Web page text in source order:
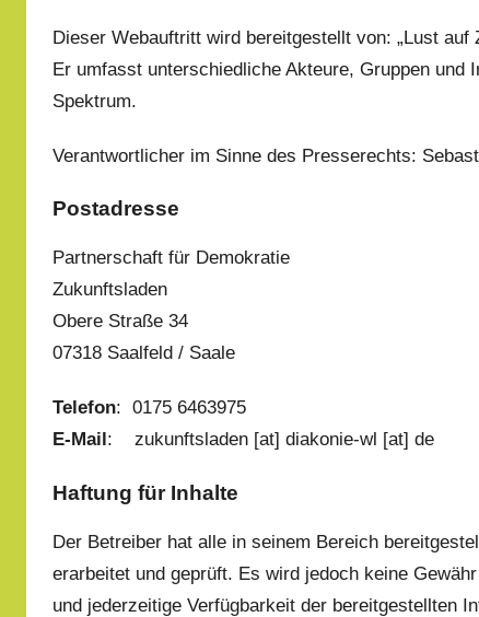
Dieser Webauftritt wird bereitgestellt von: „Lust auf
Er umfasst unterschiedliche Akteure, Gruppen
Spektrum.
Verantwortlicher im Sinne des Presserechts:
Postadresse
Partnerschaft für Demokratie
Zukunftsladen
Obere Straße 34
07318 Saalfeld / Saale
Telefon: 0175 6463975
E-Mail : zukunftsladen [at] diakonie-wl [at] de
Haftung für Inhalte
Der Betreiber hat alle in seinem Bereich
erarbeitet und geprüft. Es wird jedoch keine
und jederzeitige Verfügbarkeit der bereitgestellten